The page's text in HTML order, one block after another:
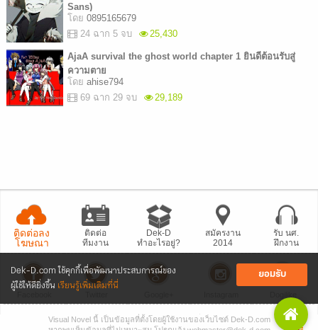
Dek-D.com ใช้คุกกี้เพื่อพัฒนาประสบการณ์ของ
ผู้ใช้ให้ดียิ่งขึ้น เรียนรู้เพิ่มเติมที่นี่
ยอมรับ
Sans)
โดย 0895165679
24 ฉาก 5 จบ
25,430
AjaA survival the ghost world chapter 1 ยินดีต้อนรับสู่
ความตาย
โดย ahise794
69 ฉาก 29 จบ
29,189
ติดต่อลง
โฆษณา
ติดต่อ
ทีมงาน
Dek-D
ทำอะไรอยู่?
สมัครงาน
2014
รับ นศ.
ฝึกงาน
• แจ้งปัญหาเว็บไซต์ • Dek-D เป็นข่าว
• เที่ยวออฟฟิศ Dek-D
Visual Novel นี้ เป็นข้อมูลที่ตั้งโดยผู้ใช้งานของเว็บไซต์ Dek-D.com